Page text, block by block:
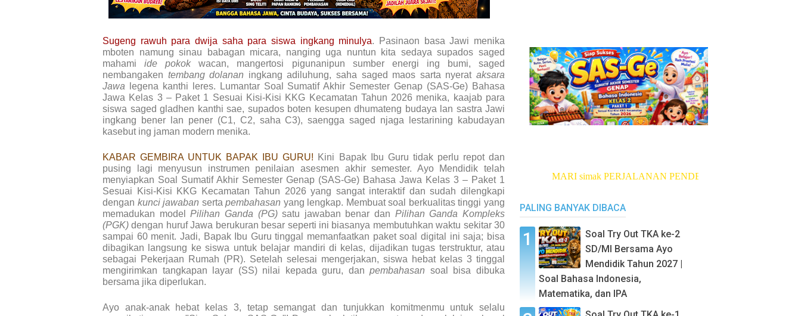
Sugeng rawuh para dwija saha para siswa ingkang minulya. Pasinaon basa Jawi menika
mboten namung sinau babagan micara, nanging uga nuntun kita sedaya supados saged
mahamiide pokokwacan, mangertosi pigunanipun sumber energi ing bumi, saged
nembangaken tembang dolanan ingkang adiluhung, saha saged maos sarta nyerataksara
Jawa legena kanthi leres. Lumantar Soal Sumatif Akhir Semester Genap (SAS-Ge) Bahasa
Jawa Kelas 3 – Paket 1 Sesuai Kisi-Kisi KKG Kecamatan Tahun 2026 menika, kaajab para
siswa saged gladhen kanthi sae, supados boten kesupen dhumateng budaya lan sastra Jawi
ingkang bener lan pener (C1, C2, saha C3), saengga saged njaga lestarining kabudayan
kasebut ing jaman modern menika.
KABAR GEMBIRA UNTUK BAPAK IBU GURU! Kini Bapak Ibu Guru tidak perlu repot dan
pusing lagi menyusun instrumen penilaian asesmen akhir semester. Ayo Mendidik telah
menyiapkan Soal Sumatif Akhir Semester Genap (SAS-Ge) Bahasa Jawa Kelas 3 – Paket 1
Sesuai Kisi-Kisi KKG Kecamatan Tahun 2026 yang sangat interaktif dan sudah dilengkapi
dengan kunci jawaban sertapembahasan yang lengkap. Membuat soal berkualitas tinggi yang
memadukan modelPilihan Ganda (PG)satu jawaban benar dan Pilihan Ganda Kompleks
(PGK) dengan huruf Jawa berukuran besar seperti ini biasanya membutuhkan waktu sekitar 30
sampai 60 menit. Jadi, Bapak Ibu Guru tinggal memanfaatkan paket soal digital ini saja; bisa
dibagikan langsung ke siswa untuk belajar mandiri di kelas, dijadikan tugas terstruktur, atau
sebagai Pekerjaan Rumah (PR). Setelah selesai mengerjakan, siswa hebat kelas 3 tinggal
mengirimkan tangkapan layar (SS) nilai kepada guru, danpembahasan soal bisa dibuka
bersama jika diperlukan.
Ayo anak-anak hebat kelas 3, tetap semangat dan tunjukkan komitmenmu untuk selalu
MARI simak PERJALANAN PENDEKAR LUMAJANG
PALING BANYAK DIBACA
Soal Try Out TKA ke-2
SD/MI Bersama Ayo
Mendidik Tahun 2027 |
Soal Bahasa Indonesia,
Matematika, dan IPA